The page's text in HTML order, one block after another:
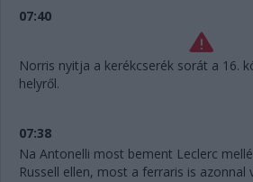
07:40
Norris nyitja a kerékcserék sorát a 16.
helyről.
07:38
Na Antonelli most bement Leclerc
Russell ellen, most a ferraris is azonnal